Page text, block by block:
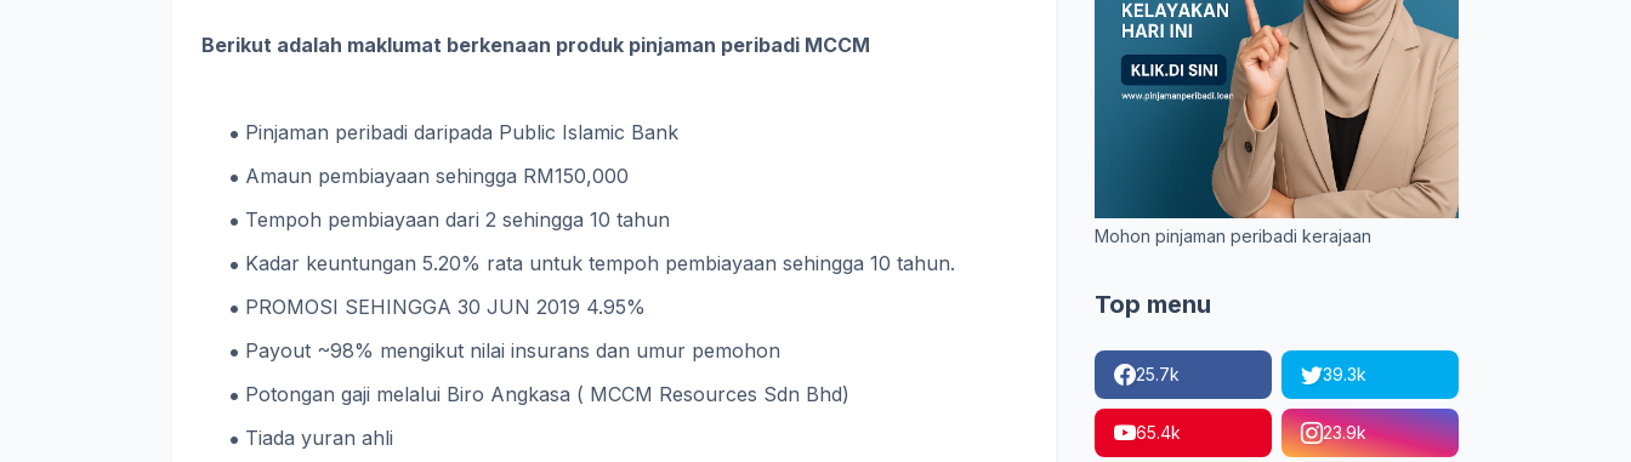
Berikut adalah maklumat berkenaan produk pinjaman peribadi MCCM
Pinjaman peribadi daripada Public Islamic Bank
Amaun pembiayaan sehingga RM150,000
Tempoh pembiayaan dari 2 sehingga 10 tahun
Kadar keuntungan 5.20% rata untuk tempoh pembiayaan sehingga 10 tahun.
PROMOSI SEHINGGA 30 JUN 2019 4.95%
Payout ~98% mengikut nilai insurans dan umur pemohon
Potongan gaji melalui Biro Angkasa ( MCCM Resources Sdn Bhd)
Tiada yuran ahli
Mohon pinjaman peribadi kerajaan
Top menu
25.7k 39.3k
65.4k 23.9k